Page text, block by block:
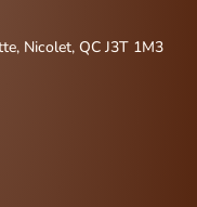
Nicolet, QC J3T 1M3